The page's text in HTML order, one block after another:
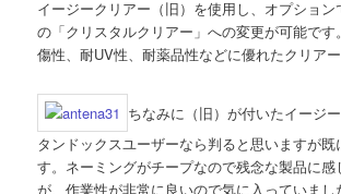
イージークリアー（旧）を使用し、オプショ
の「クリスタルクリアー」への変更が可能です
傷性、耐UV性、耐薬品性などに優れたクリアー
ちなみに（旧）が付いたイージ
タンドックスユーザーなら判ると思いますが
す。ネーミングがチープなので残念な製品に感
が、作業性が非常に良いので気に入っていまし